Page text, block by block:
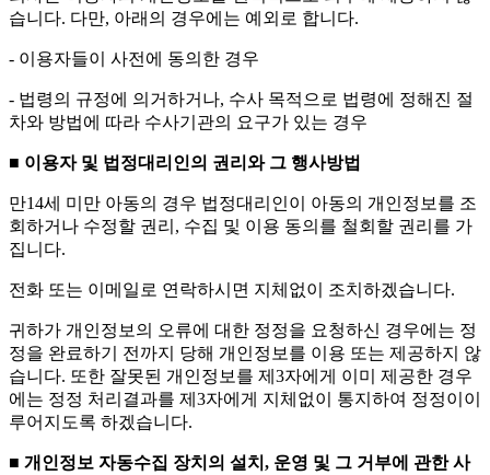
습니다. 다만, 아래의 경우에는 예외로 합니다.
- 이용자들이 사전에 동의한 경우
- 법령의 규정에 의거하거나, 수사 목적으로 법령에 정해진 절
차와 방법에 따라 수사기관의 요구가 있는 경우
■ 이용자 및 법정대리인의 권리와 그 행사방법
만14세 미만 아동의 경우 법정대리인이 아동의 개인정보를 조
회하거나 수정할 권리, 수집 및 이용 동의를 철회할 권리를 가
집니다.
전화 또는 이메일로 연락하시면 지체없이 조치하겠습니다.
귀하가 개인정보의 오류에 대한 정정을 요청하신 경우에는 정
정을 완료하기 전까지 당해 개인정보를 이용 또는 제공하지 않
습니다. 또한 잘못된 개인정보를 제3자에게 이미 제공한 경우
에는 정정 처리결과를 제3자에게 지체없이 통지하여 정정이이
루어지도록 하겠습니다.
■ 개인정보 자동수집 장치의 설치, 운영 및 그 거부에 관한 사